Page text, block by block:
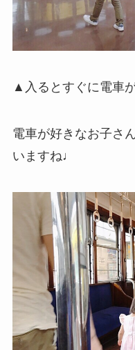
▲入るとすぐに電車
電車が好きなお子さ
いますね♩